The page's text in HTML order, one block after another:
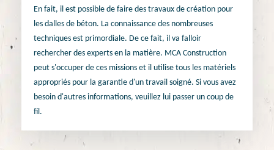
En fait, il est possible de faire des travaux de création pour
les dalles de béton. La connaissance des nombreuses
techniques est primordiale. De ce fait, il va falloir
rechercher des experts en la matière. MCA Construction
peut s'occuper de ces missions et il utilise tous les matériels
appropriés pour la garantie d'un travail soigné. Si vous avez
besoin d'autres informations, veuillez lui passer un coup de
fil.